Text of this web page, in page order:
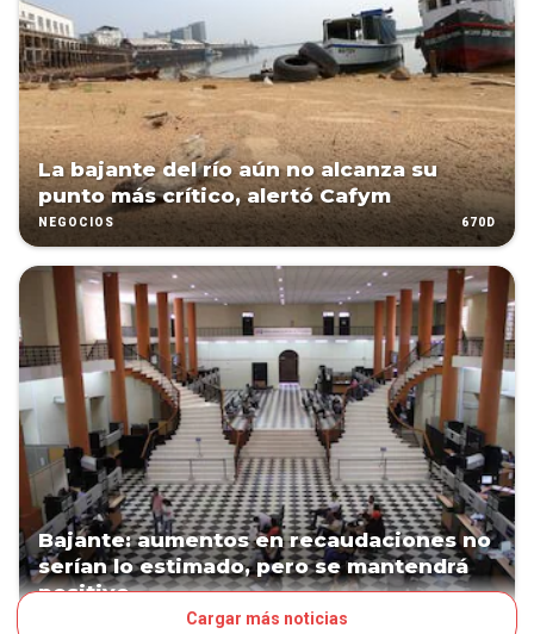
La bajante del río aún no alcanza su
punto más crítico, alertó Cafym
NEGOCIOS 670D
Bajante: aumentos en recaudaciones no
serían lo estimado, pero se mantendrá
positivo
Cargar más noticias